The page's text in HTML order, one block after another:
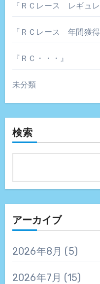
『ＲＣレース レギュ
『ＲＣレース 年間獲得
『ＲＣ・・・』
未分類
検索
アーカイブ
2026年8月 (5)
2026年7月 (15)